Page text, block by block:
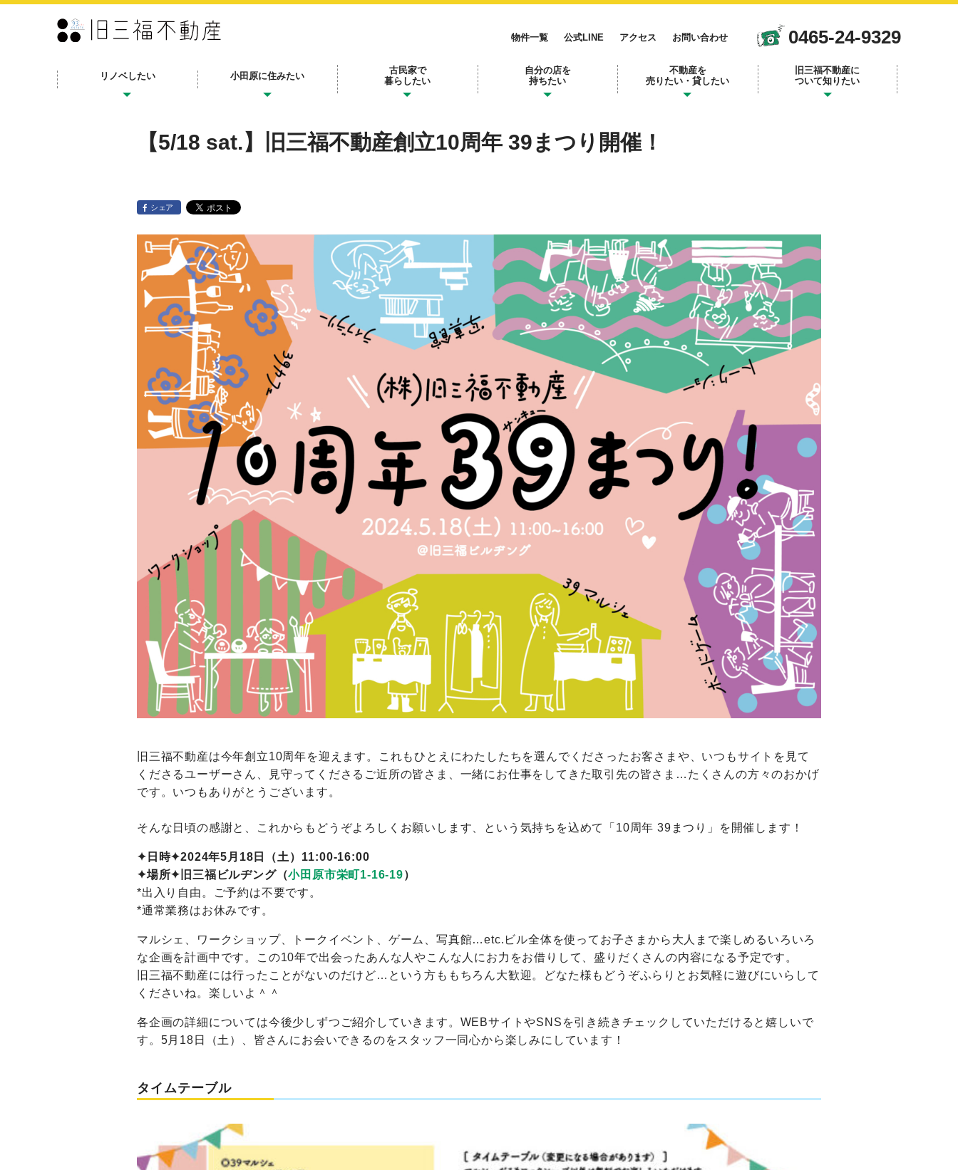
物件一覧 公式LINE アクセス お問い合わせ 0465-24-9329
リノベしたい 小田原に住みたい
古民家で
暮らしたい
自分の店を
持ちたい
不動産を
売りたい・貸したい
旧三福不動産に
ついて知りたい
【5/18 sat.】旧三福不動産創立10周年 39まつり開催！
シェア
旧三福不動産は今年創立10周年を迎えます。これもひとえにわたしたちを選んでくださったお客さまや、いつもサイトを見て
くださるユーザーさん、見守ってくださるご近所の皆さま、一緒にお仕事をしてきた取引先の皆さま…たくさんの方々のおかげ
です。いつもありがとうございます。
そんな日頃の感謝と、これからもどうぞよろしくお願いします、という気持ちを込めて「10周年 39まつり」を開催します！
✦日時✦2024年5月18日（土）11:00-16:00
✦場所✦旧三福ビルヂング（小田原市栄町1-16-19）
*出入り自由。ご予約は不要です。
*通常業務はお休みです。
マルシェ、ワークショップ、トークイベント、ゲーム、写真館…etc.ビル全体を使ってお子さまから大人まで楽しめるいろいろ
な企画を計画中です。この10年で出会ったあんな人やこんな人にお力をお借りして、盛りだくさんの内容になる予定です。
旧三福不動産には行ったことがないのだけど…という方ももちろん大歓迎。どなた様もどうぞふらりとお気軽に遊びにいらして
くださいね。楽しいよ＾＾
各企画の詳細については今後少しずつご紹介していきます。WEBサイトやSNSを引き続きチェックしていただけると嬉しいで
す。5月18日（土）、皆さんにお会いできるのをスタッフ一同心から楽しみにしています！
タイムテーブル